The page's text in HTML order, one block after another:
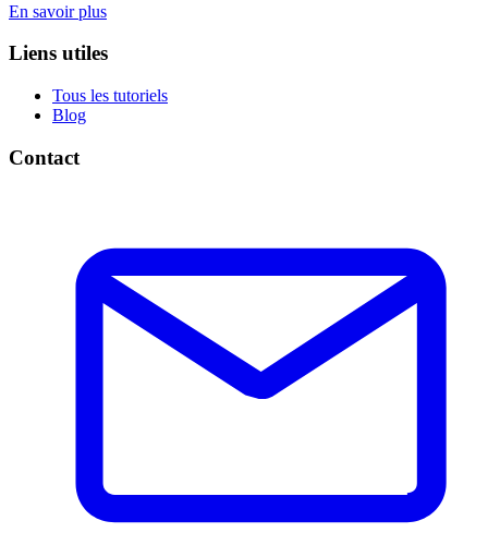
En savoir plus
Liens utiles
Tous les tutoriels
Blog
Contact